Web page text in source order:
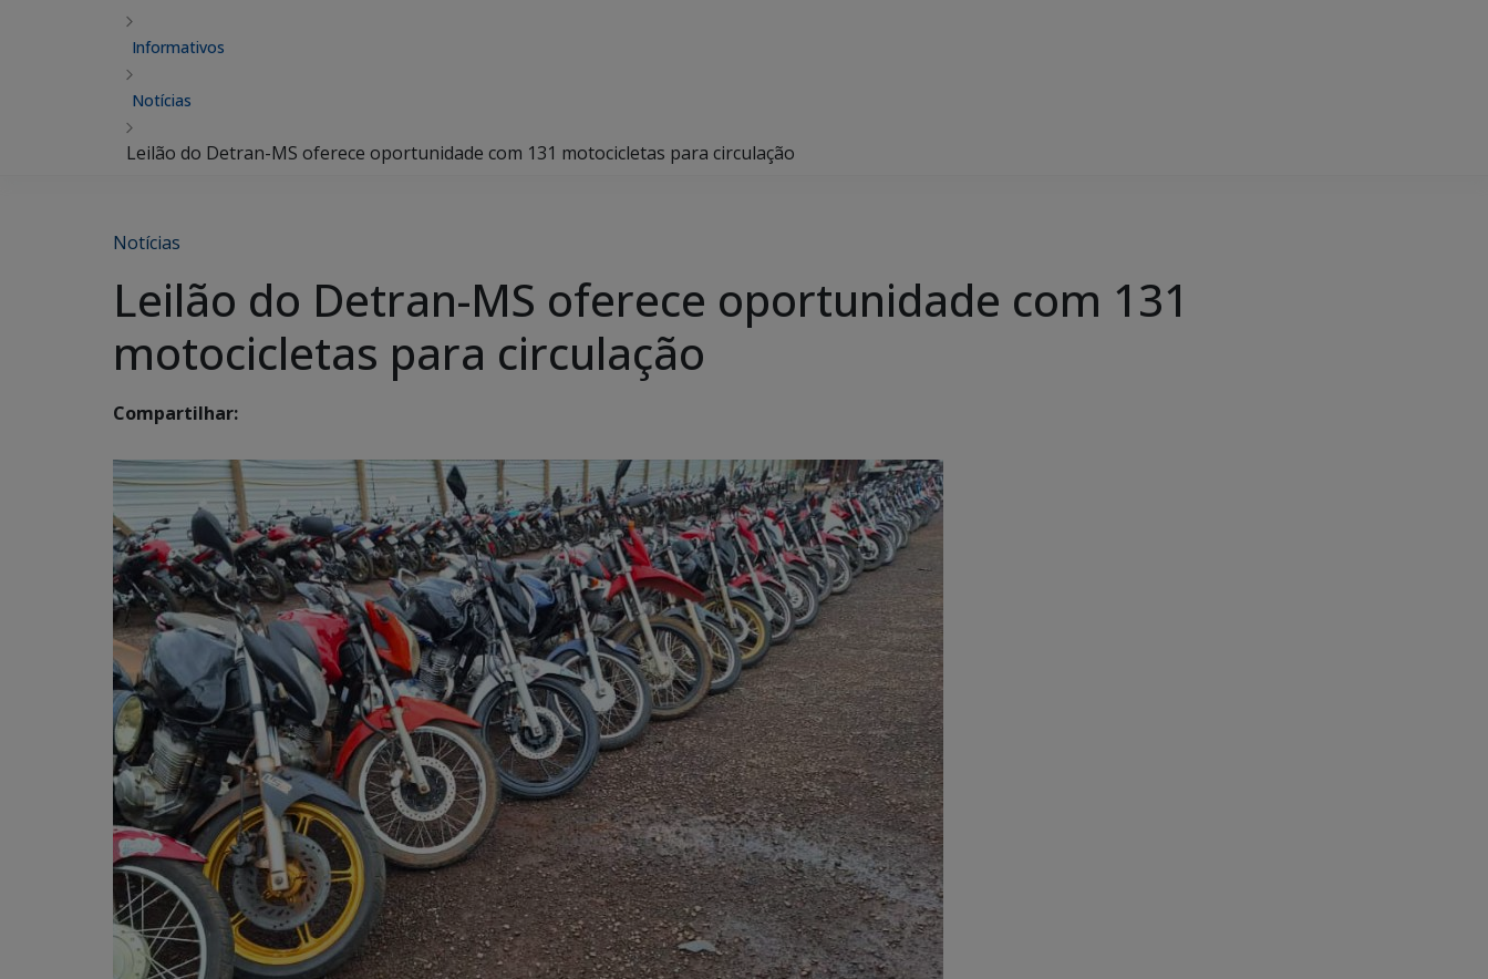
Informativos
Notícias
Leilão do Detran-MS oferece oportunidade com 131 motocicletas para circulação
Notícias
Leilão do Detran-MS oferece oportunidade com 131
motocicletas para circulação
Compartilhar: